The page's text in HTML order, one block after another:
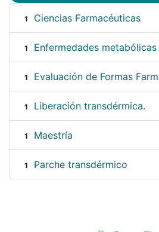
1 Ciencias Farmacéuticas
1 Enfermedades metabólicas
1 Evaluación de Formas
1 Liberación transdérmica.
1 Maestría
1 Parche transdérmico